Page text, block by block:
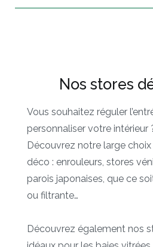
Nos stores
Vous souhaitez réguler
personnaliser votre intérieur
Découvrez notre large
déco : enrouleurs, stores
parois japonaises, que ce
ou filtrante…
Découvrez également nos